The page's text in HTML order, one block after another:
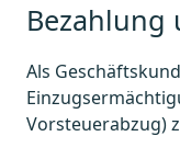
Bezahlung
Als
Vorsteuerabzug)